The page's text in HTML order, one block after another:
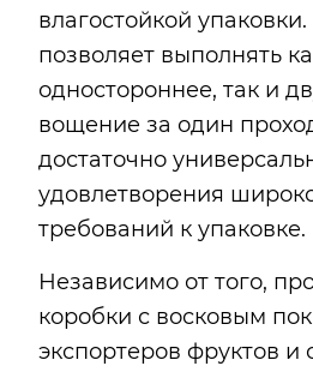
влагостойкой
позволяет выполнять
одностороннее, так и
вощение за один
достаточно
удовлетворения
требований к упаковке.
Независимо от того,
коробки с восковым
экспортеров фруктов и